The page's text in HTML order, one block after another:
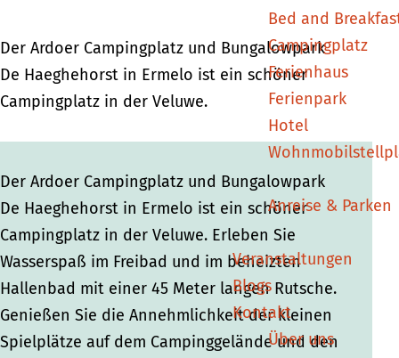
Bed and
Campingplatz
Ferienhaus
Ferienpark
Hotel
Anreise & Parken
Veranstaltungen
Blogs
Kontakt
Über uns
Der Ardoer Campingplatz und Bungalowpark
De Haeghehorst in Ermelo ist ein schöner
Campingplatz in der Veluwe.
Der Ardoer Campingplatz und Bungalowpark
De Haeghehorst in Ermelo ist ein schöner
Campingplatz in der Veluwe. Erleben Sie
Wasserspaß im Freibad und im beheizten
Hallenbad mit einer 45 Meter langen Rutsche.
Genießen Sie die Annehmlichkeit der kleinen
Spielplätze auf dem Campinggelände und den